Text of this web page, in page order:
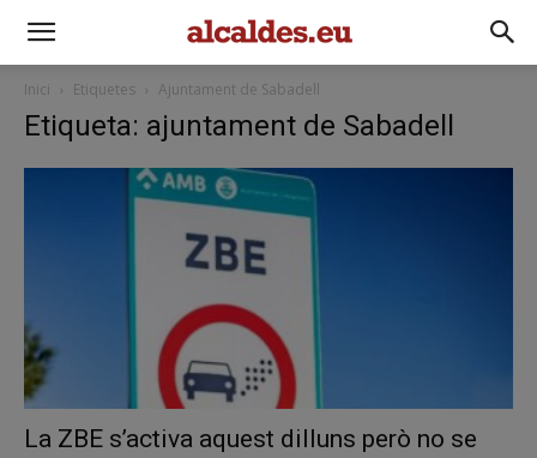
Inici Etiquetes Ajuntament de Sabadell
Etiqueta: ajuntament de Sabadell
La ZBE s’activa aquest dilluns però no se